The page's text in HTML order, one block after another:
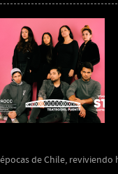
épocas de Chile,